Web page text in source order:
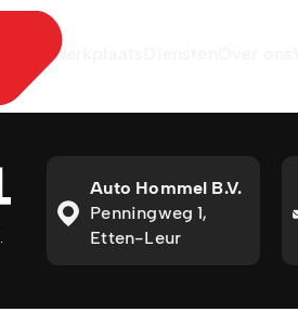
Werkplaats
Auto Hommel B.V.
Penningweg 1,
Etten-Leur